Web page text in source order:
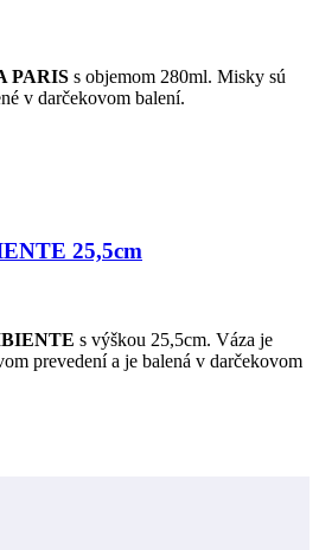
PARIS s objemom 280ml. Misky sú
v darčekovom balení.
25,5cm
s výškou 25,5cm. Váza je
prevedení a je balená v darčekovom